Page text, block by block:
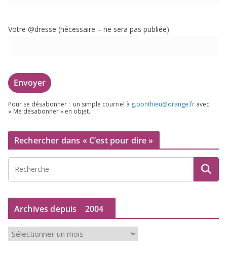
Votre @dresse (néces­saire – ne sera pas publiée)
Pour se désa­bon­ner : un simple cour­riel à g.​ponthieu@​orange.​fr avec
« Me désa­bon­ner » en objet.
Rechercher dans « C’est pour dire »
Archives depuis 2004